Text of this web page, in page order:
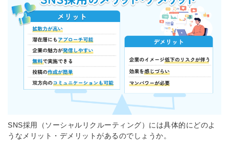
SNS採用（ソーシャルリクルーティング）には具体的にどのよ
うなメリット・デメリットがあるのでしょうか。